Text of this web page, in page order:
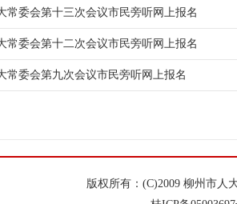
常委会第十三次会议市民旁听网上报名
常委会第十二次会议市民旁听网上报名
常委会第九次会议市民旁听网上报名
版权所有：(C)2009 柳州市人